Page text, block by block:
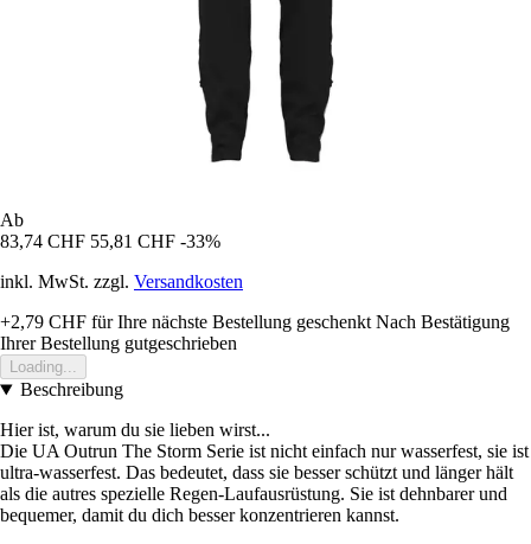
Ab
83,74 CHF 55,81 CHF -33%
inkl. MwSt. zzgl. Versandkosten
+2,79 CHF für Ihre nächste Bestellung geschenkt Nach Bestätigung
Ihrer Bestellung gutgeschrieben
Loading...
Beschreibung
Hier ist, warum du sie lieben wirst...
Die UA Outrun The Storm Serie ist nicht einfach nur wasserfest, sie ist
ultra-wasserfest. Das bedeutet, dass sie besser schützt und länger hält
als die autres spezielle Regen-Laufausrüstung. Sie ist dehnbarer und
bequemer, damit du dich besser konzentrieren kannst.